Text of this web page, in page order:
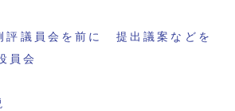
評議員会を前に 提出議案などを
員会